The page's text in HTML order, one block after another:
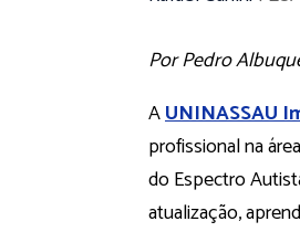
Por Pedro
AUNINASSAU
profissional na
do Espectro
atualização,